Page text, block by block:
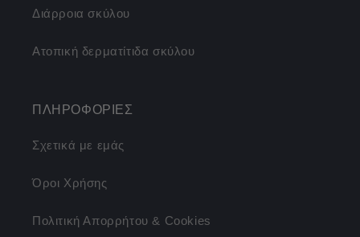
Διάρροια σκύλου
Ατοπική δερματίτιδα σκύλου
ΠΛΗΡΟΦΟΡΙΕΣ
Σχετικά με εμάς
Όροι Χρήσης
Πολιτική Απορρήτου & Cookies